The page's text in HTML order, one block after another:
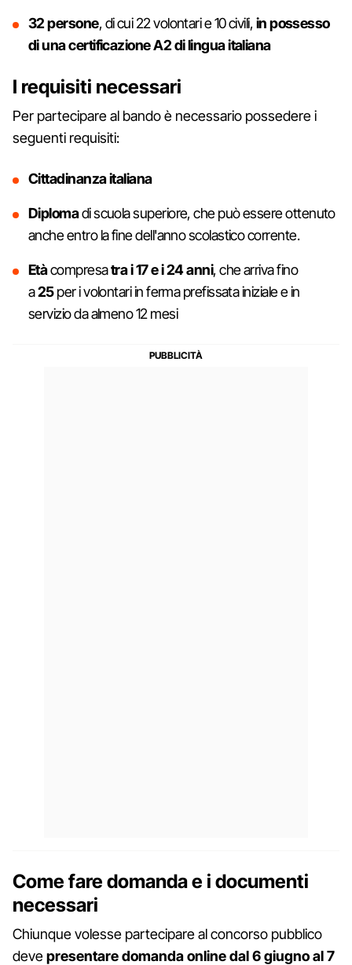
32 persone, di cui 22 volontari e 10 civili, in possesso
di una certificazione A2 di lingua italiana
I requisiti necessari
Per partecipare al bando è necessario possedere i
seguenti requisiti:
Cittadinanza italiana
Diplomadi scuola superiore, che può essere ottenuto
anche entro la fine dell'anno scolastico corrente.
Etàcompresatra i 17e i24 anni, che arriva fino
a25per i volontari in ferma prefissata iniziale e in
servizio da almeno 12 mesi
Come fare domanda e i documenti
necessari
Chiunque volesse partecipare al concorso pubblico
devepresentare domanda online dal 6 giugno al 7